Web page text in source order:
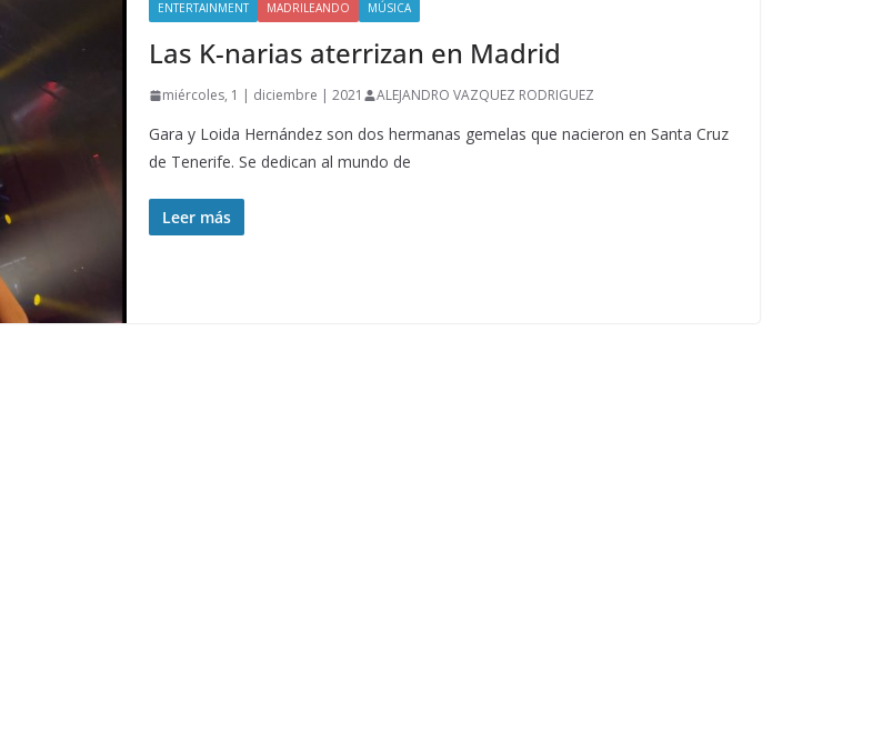
ENTERTAINMENT MADRILEANDO MÚSICA
Las K-narias aterrizan en Madrid
miércoles, 1 | diciembre | 2021 ALEJANDRO VAZQUEZ RODRIGUEZ
Gara y Loida Hernández son dos hermanas gemelas que nacieron en Santa Cruz
de Tenerife. Se dedican al mundo de
Leer más